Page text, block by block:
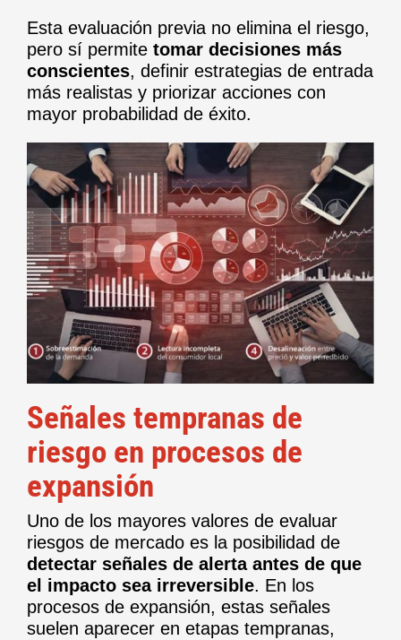
Esta evaluación previa no elimina el riesgo,
pero sí permite tomar decisiones más
conscientes, definir estrategias de entrada
más realistas y priorizar acciones con
mayor probabilidad de éxito.
Señales tempranas de
riesgo en procesos de
expansión
Uno de los mayores valores de evaluar
riesgos de mercado es la posibilidad de
detectar señales de alerta antes de que
el impacto sea irreversible. En los
procesos de expansión, estas señales
suelen aparecer en etapas tempranas,